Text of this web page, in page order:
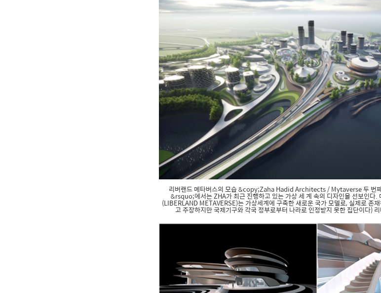
리버랜드 메타버스의 모습 &copy;Zaha Hadid Architects / Mytaverse 두 번
&rsquo;에서는 ZHA가 최근 진행하고 있는 가상 세 계 속의 디자인을 선보인다.
(LIBERLAND METAVERSE)는 가상세계에 구축한 새로운 국가 모델로, 실제로 존
고 주장하지만 국제기구와 각국 정부로부터 나라로 인정받지 못한 집단이다)